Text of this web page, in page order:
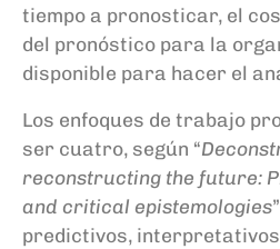
tiempo a pronosticar, el
del pronóstico para la
disponible para hacer el
Los enfoques de trabajo
ser cuatro, según “
reconstructing the future:
and critical epistemologies
predictivos,